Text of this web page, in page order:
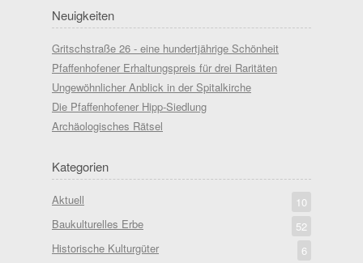
Neuigkeiten
Gritschstraße 26 - eine hundertjährige Schönheit
Pfaffenhofener Erhaltungspreis für drei Raritäten
Ungewöhnlicher Anblick in der Spitalkirche
Die Pfaffenhofener Hipp-Siedlung
Archäologisches Rätsel
Kategorien
Aktuell
10
Baukulturelles Erbe
52
Historische Kulturgüter
6